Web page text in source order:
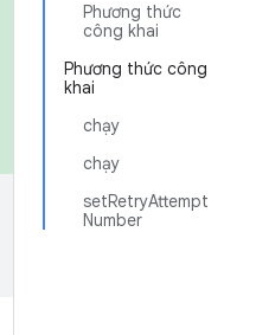
Phương thức
công khai
Phương thức công
khai
chạy
chạy
setRetryAttempt
Number